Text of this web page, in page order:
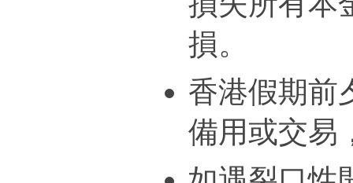
損。
香港假期前
備用或交易